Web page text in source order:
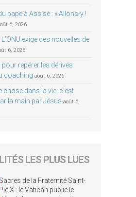
pape à Assise : « Allons-y !
6, 2026
exige des nouvelles de
6, 2026
pour repérer les dérives
coaching août 6, 2026
chose dans la vie, c’est
la main par Jésus août 6,
LES PLUS LUES
Sacres de la Fraternité Saint-
Pie X : le Vatican publie le